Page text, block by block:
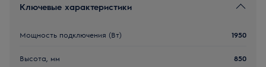
Ключевые характеристики
Мощность подключения (Вт) 1950
Высота, мм 850